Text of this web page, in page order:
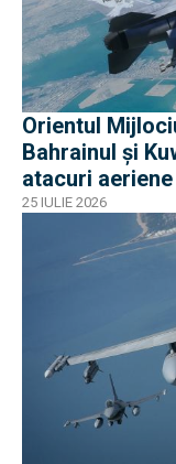
Orientul
Bahrainul și
atacuri
25 IULIE 2026